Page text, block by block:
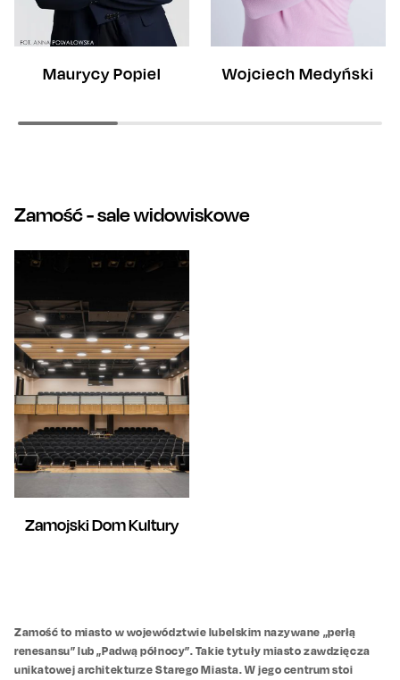
Maurycy Popiel Wojciech Medyński
Zamość- sale widowiskowe
Zamojski Dom Kultury
Zamość to miasto w województwie lubelskim nazywane „perłą
renesansu” lub „Padwą północy”. Takie tytuły miasto zawdzięcza
unikatowej architekturze Starego Miasta. W jego centrum stoi